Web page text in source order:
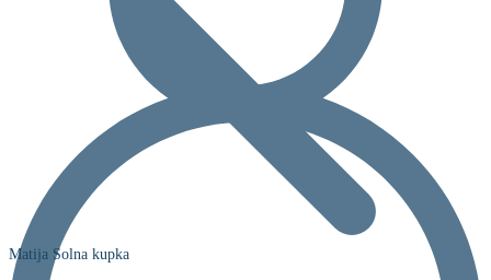
Matija Solna kupka